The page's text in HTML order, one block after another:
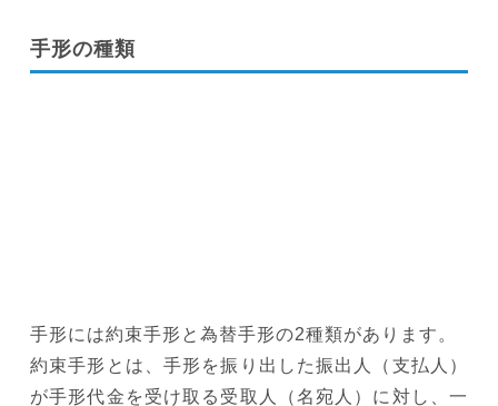
手形の種類
手形には約束手形と為替手形の2種類があります。
約束手形とは、手形を振り出した振出人（支払人）
が手形代金を受け取る受取人（名宛人）に対し、一